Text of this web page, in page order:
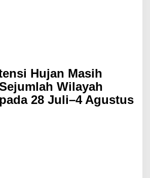
Hujan Masih
Wilayah
28 Juli–4 Agustus